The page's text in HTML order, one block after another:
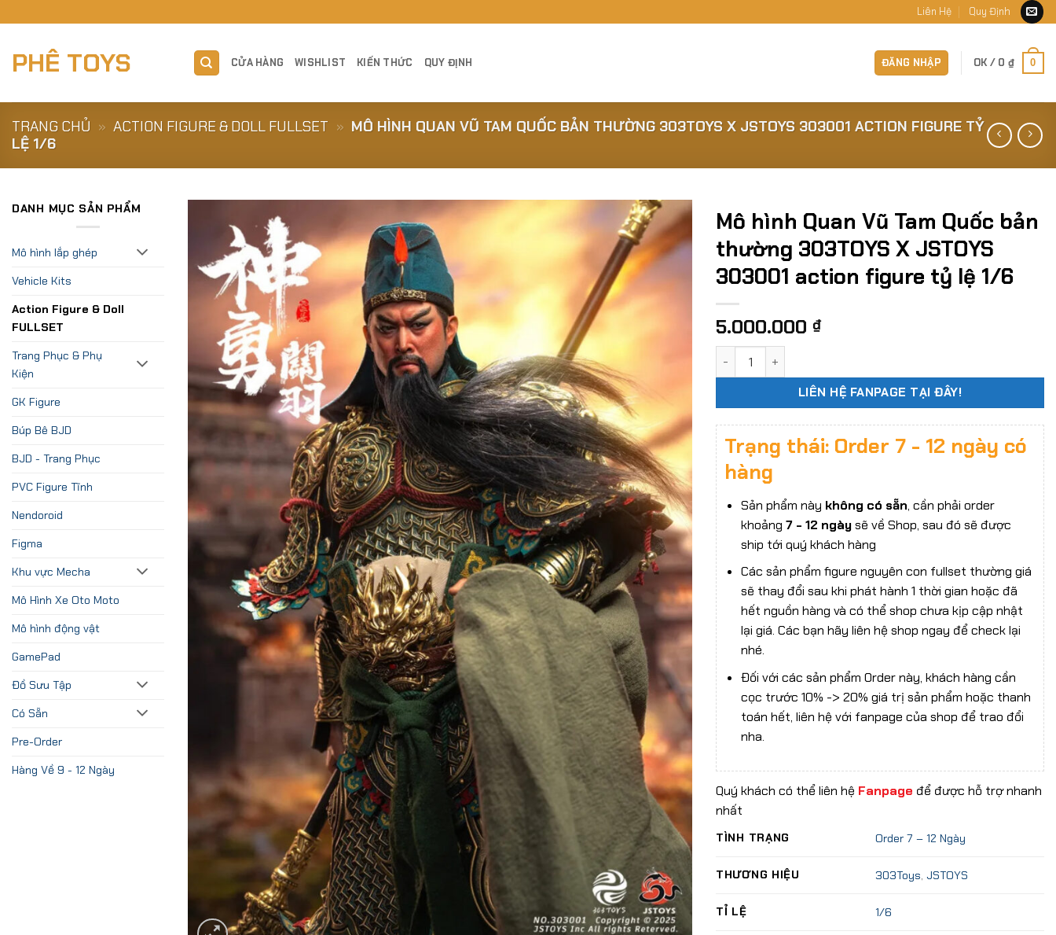
to
Liên Hệ Quy Định
PHÊ TOYS CỬA HÀNG WISHLIST KIẾN THỨC QUY ĐỊNH ĐĂNG NHẬP OK / 0 ₫ 0
TRANG CHỦ » ACTION FIGURE & DOLL FULLSET » MÔ HÌNH QUAN VŨ TAM QUỐC BẢN THƯỜNG 303TOYS X JSTOYS 303001 ACTION FIGURE TỶ
LỆ 1/6
DANH MỤC SẢN PHẨM
Mô hình lắp ghép
Vehicle Kits
Action Figure & Doll
FULLSET
Trang Phục & Phụ
Kiện
GK Figure
Búp Bê BJD
BJD - Trang Phục
PVC Figure Tĩnh
Nendoroid
Figma
Khu vực Mecha
Mô Hình Xe Oto Moto
Mô hình động vật
GamePad
Đồ Sưu Tập
Có Sẵn
Pre-Order
Hàng Về 9 - 12 Ngày
Add to
Wishlist
Mô hình Quan Vũ Tam Quốc bản
thường 303TOYS X JSTOYS
303001 action figure tỷ lệ 1/6
5.000.000 ₫
LIÊN HỆ FANPAGE TẠI ĐÂY!
Trạng thái: Order 7 - 12 ngày có
hàng
Sản phẩm này không có sẵn, cần phải order
khoảng 7 - 12 ngàysẽ về Shop, sau đó sẽ được
ship tới quý khách hàng
Các sản phẩm figure nguyên con fullset thường giá
sẽ thay đổi sau khi phát hành 1 thời gian hoặc đã
hết nguồn hàng và có thể shop chưa kịp cập nhật
lại giá. Các bạn hãy liên hệ shop ngay để check lại
nhé.
Đối với các sản phẩm Order này, khách hàng cần
cọc trước 10% -> 20% giá trị sản phẩm hoặc thanh
toán hết, liên hệ với fanpage của shop để trao đổi
nha.
Quý khách có thể liên hệ Fanpage để được hỗ trợ nhanh
nhất
TÌNH TRẠNG Order 7 – 12 Ngày
THƯƠNG HIỆU 303Toys,JSTOYS
TỈ LỆ 1/6